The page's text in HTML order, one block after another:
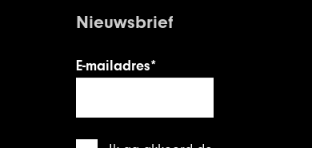
Nieuwsbrief
E-mailadres*